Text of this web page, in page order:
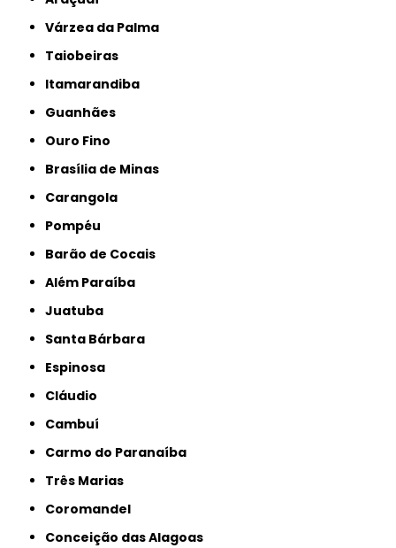
Várzea da Palma
Taiobeiras
Itamarandiba
Guanhães
Ouro Fino
Brasília de Minas
Carangola
Pompéu
Barão de Cocais
Além Paraíba
Juatuba
Santa Bárbara
Espinosa
Cláudio
Cambuí
Carmo do Paranaíba
Três Marias
Coromandel
Conceição das Alagoas